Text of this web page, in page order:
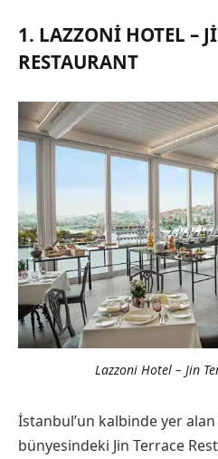
1. LAZZONI HOTEL –
RESTAURANT
Lazzoni Hotel – Jin
İstanbul’un kalbinde yer
bünyesindeki Jin Terrace